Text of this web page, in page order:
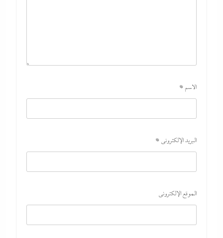
الاسم *
البريد الإلكتروني *
الموقع الإلكتروني